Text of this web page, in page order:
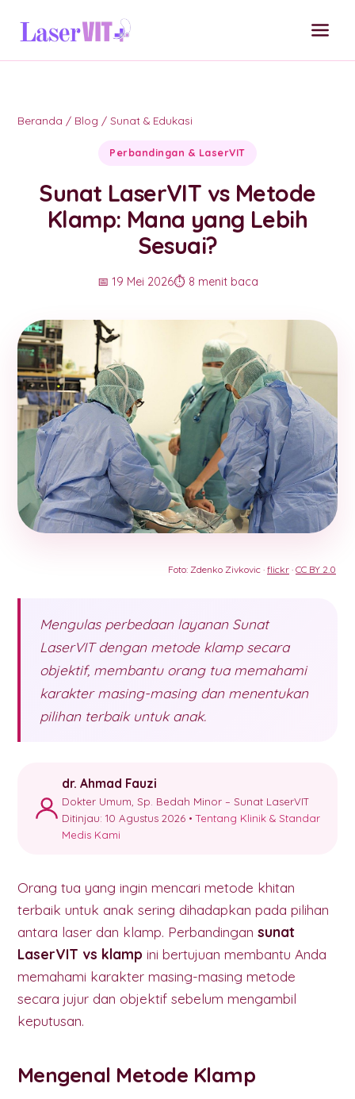
Beranda / Blog / Sunat & Edukasi
Perbandingan & LaserVIT
Sunat LaserVIT vs Metode
Klamp: Mana yang Lebih
Sesuai?
📅 19 Mei 2026⏱️ 8 menit baca
Foto: Zdenko Zivkovic · flickr · CC BY 2.0
Mengulas perbedaan layanan Sunat
LaserVIT dengan metode klamp secara
objektif, membantu orang tua memahami
karakter masing-masing dan menentukan
pilihan terbaik untuk anak.
dr. Ahmad Fauzi
Dokter Umum, Sp. Bedah Minor – Sunat LaserVIT
Ditinjau: 10 Agustus 2026 •Tentang Klinik & Standar
Medis Kami
Orang tua yang ingin mencari metode khitan
terbaik untuk anak sering dihadapkan pada pilihan
antara laser dan klamp. Perbandingan sunat
LaserVIT vs klamp ini bertujuan membantu Anda
memahami karakter masing-masing metode
secara jujur dan objektif sebelum mengambil
keputusan.
Mengenal Metode Klamp